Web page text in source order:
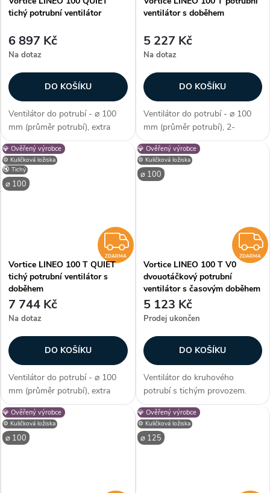
tichý potrubní ventilátor
6 897 Kč
Na dotaz
DO KOŠÍKU
Ventilátor do potrubí - ⌀ 100
mm (průměr potrubí), extra
tiché izolované provedení, AC
motor, kuličková ložiska, průtok
vzduchu max. 260 m3/h, max.
teplota 45 °C, příkon 11–27...
ventilátor s doběhem
5 227 Kč
Na dotaz
DO KOŠÍKU
Ventilátor do potrubí - ⌀ 100
mm (průměr potrubí), 2-
stupňová regulace, AC motor, s
časovým doběhem, kuličková
ložiska, průtok vzduchu max.
255 m3/h, max. teplota 60 °C,
⚙️ Kuličková ložiska
🔇 Tichý
⌀ 100
💎 Ověřený výrobce
ZDARMA
ZDARMA
Vortice LINEO 100 T QUIET
tichý potrubní ventilátor s
doběhem
7 744 Kč
Na dotaz
DO KOŠÍKU
Ventilátor do potrubí - ⌀ 100
mm (průměr potrubí), extra
tiché izolované provedení, AC
motor, s časovým doběhem,
kuličková ložiska, průtok
vzduchu max. 260 m3/h, max.
⚙️ Kuličková ložiska
⌀ 100
💎 Ověřený výrobce
ZDARMA
Vortice LINEO 100 T V0
dvouotáčkový potrubní
ventilátor s časovým doběhem
5 123 Kč
Prodej ukončen
DO KOŠÍKU
Ventilátor do kruhového
potrubí s tichým provozem.
Dvouotáčkový AC motor s
dlouhou životností. Časový
doběh a kuličková ložiska. Krytí
IPX4. Průměr 100 mm. Průtok
⚙️ Kuličková ložiska
⌀ 100
💎 Ověřený výrobce
⚙️ Kuličková ložiska
⌀ 125
💎 Ověřený výrobce